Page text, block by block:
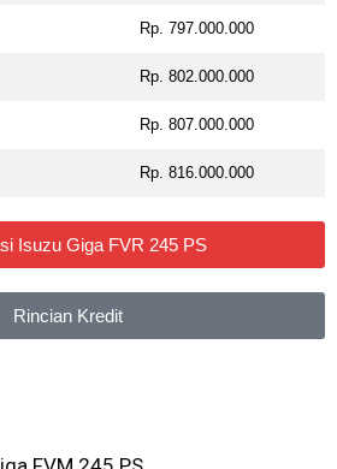
Rp. 797.000.000
Rp. 802.000.000
Rp. 807.000.000
Rp. 816.000.000
Isuzu Giga FVR 245 PS
Rincian Kredit